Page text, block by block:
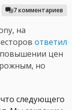
7 комментариев
на
ответил
цен
но
следующего